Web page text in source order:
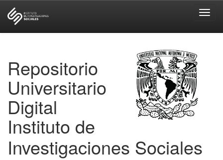
Repositorio
Universitario
Digital
Instituto de
Investigaciones Sociales